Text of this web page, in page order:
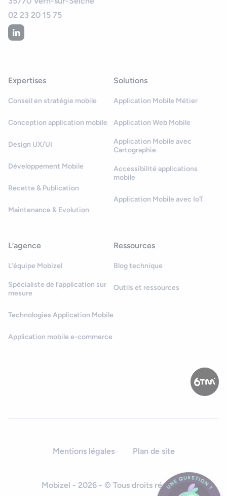
02 23 20 15 75
Expertises
Conseil en stratégie mobile
Conception application mobile
Design UX/UI
Développement Mobile
Recette & Publication
Maintenance & Evolution
Solutions
Application Mobile Métier
Application Web Mobile
Application Mobile avec
Cartographie
Accessibilité applications
mobile
Application Mobile avec IoT
L’agence
L’équipe Mobizel
Spécialiste de l’application sur
mesure
Technologies Application Mobile
Application mobile e-commerce
Ressources
Blog technique
Outils et ressources
Mentions légales Plan de site
Mobizel - 2026 - © Tous droits réservés